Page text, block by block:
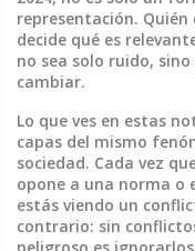
representación.
decide qué es
no sea solo ruido,
cambiar.
Lo que ves en estas
capas del mismo
sociedad. Cada vez
opone a una norma o
estás viendo un
contrario: sin